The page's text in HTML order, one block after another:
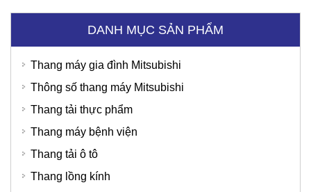
DANH MỤC SẢN PHẨM
Thang máy gia đình Mitsubishi
Thông số thang máy Mitsubishi
Thang tải thực phẩm
Thang máy bệnh viện
Thang tải ô tô
Thang lồng kính